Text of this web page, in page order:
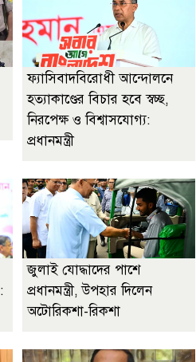
ফ্যাসিবাদবিরোধী আন্দোলনে
হত্যাকাণ্ডের বিচার হবে স্বচ্ছ,
নিরপেক্ষ ও বিশ্বাসযোগ্য:
প্রধানমন্ত্রী
জুলাই যোদ্ধাদের পাশে
প্রধানমন্ত্রী, উপহার দিলেন
অটোরিকশা-রিকশা